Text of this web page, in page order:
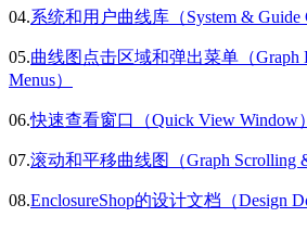
04.系统和用户曲线库（System & Guide
05.曲线图点击区域和弹出菜单（Graph
Menus）
06.快速查看窗口（Quick View Window）
07.滚动和平移曲线图（Graph Scrolling
08.EnclosureShop的设计文档（Design